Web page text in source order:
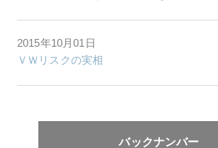
2015年10月01日
ＶＷリスクの実相
バックナンバー